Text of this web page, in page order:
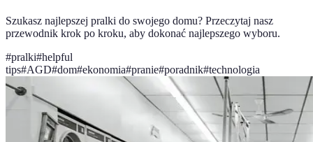
Szukasz najlepszej pralki do swojego domu? Przeczytaj nasz
przewodnik krok po kroku, aby dokonać najlepszego wyboru.
#pralki#helpful
tips#AGD#dom#ekonomia#pranie#poradnik#technologia